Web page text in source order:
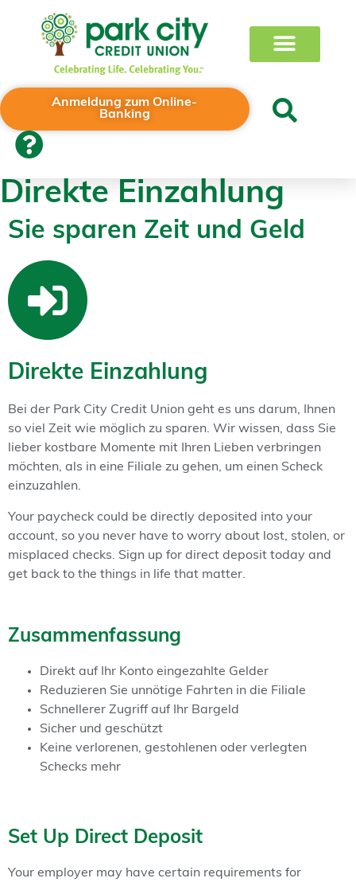
Anmeldung zum Online-
Banking
Direkte Einzahlung
Sie sparen Zeit und Geld
Direkte Einzahlung
Bei der Park City Credit Union geht es uns darum, Ihnen
so viel Zeit wie möglich zu sparen. Wir wissen, dass Sie
lieber kostbare Momente mit Ihren Lieben verbringen
möchten, als in eine Filiale zu gehen, um einen Scheck
einzuzahlen.
Your paycheck could be directly deposited into your
account, so you never have to worry about lost, stolen, or
misplaced checks. Sign up for direct deposit today and
get back to the things in life that matter.
Zusammenfassung
Direkt auf Ihr Konto eingezahlte Gelder
Reduzieren Sie unnötige Fahrten in die Filiale
Schnellerer Zugriff auf Ihr Bargeld
Sicher und geschützt
Keine verlorenen, gestohlenen oder verlegten
Schecks mehr
Set Up Direct Deposit
Your employer may have certain requirements for